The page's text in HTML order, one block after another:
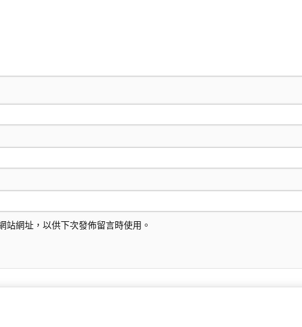
站網址，以供下次發佈留言時使用。